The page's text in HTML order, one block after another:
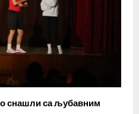
снашли са љубавним